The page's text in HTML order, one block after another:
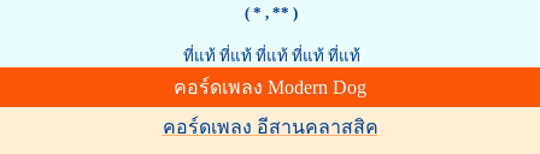
( * , ** )
ที่แท้ ที่แท้ ที่แท้ ที่แท้ ที่แท้
คอร์ดเพลง Modern Dog
คอร์ดเพลง อีสานคลาสสิค